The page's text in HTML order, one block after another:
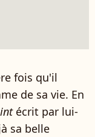
fois qu'il
de sa vie. En
écrit par lui-
sa belle